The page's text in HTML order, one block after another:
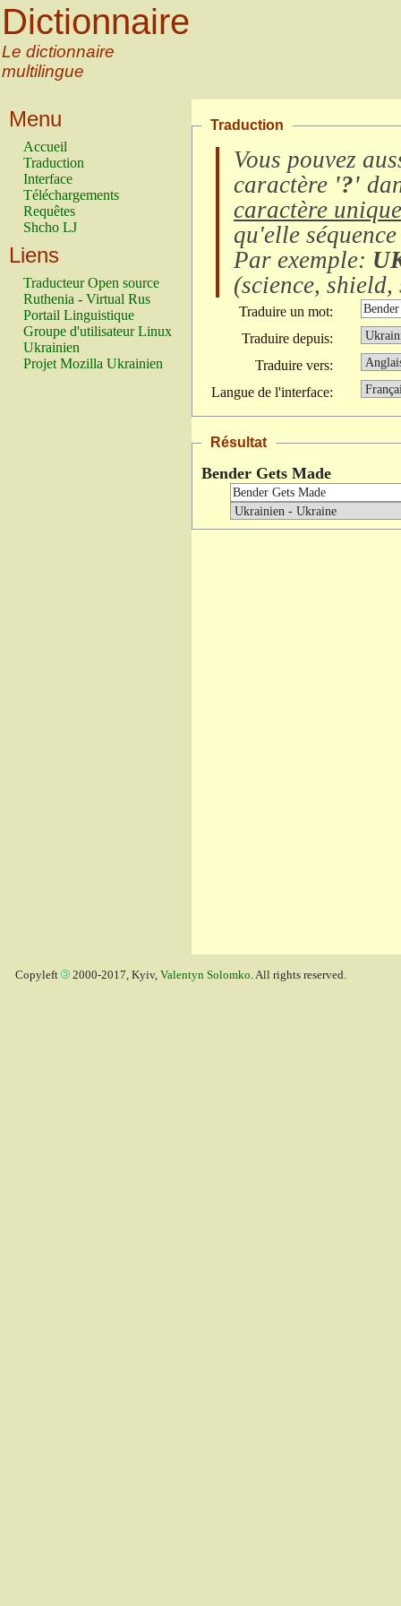
Dictionnaire
Le dictionnaire
multilingue
Menu
Accueil
Traduction
Interface
Téléchargements
Requêtes
Shcho LJ
Liens
Traducteur Open source
Ruthenia - Virtual Rus
Portail Linguistique
Groupe d'utilisateur Linux
Ukrainien
Projet Mozilla Ukrainien
Traduction
Vous pouvez
caractère '?'
caractère unique
qu'elle
Par exemple:
(science, shield,
Traduire un mot:
Traduire depuis:
Traduire vers:
Langue de l'interface:
Résultat
Bender Gets Made
Copyleft 2000-2017, Kyiv, Valentyn Solomko. All rights reserved.